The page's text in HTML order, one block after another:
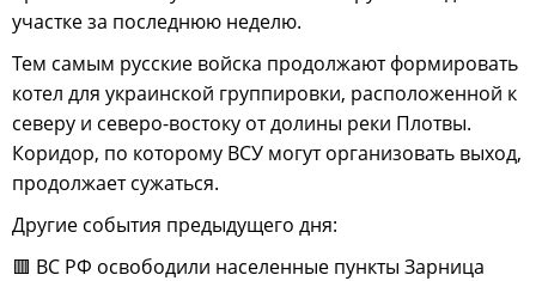
участке за последнюю неделю.
Тем самым русские войска продолжают формировать
котел для украинской группировки, расположенной к
северу и северо-востоку от долины реки Плотвы.
Коридор, по которому ВСУ могут организовать выход,
продолжает сужаться.
Другие события предыдущего дня:
🟥 ВС РФ освободили населенные пункты Зарница